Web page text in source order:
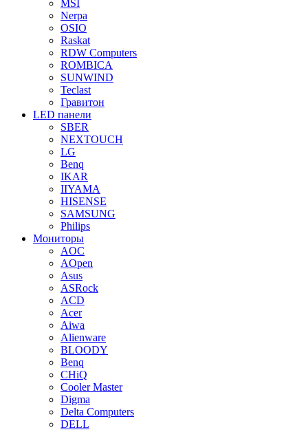
MSI
Nerpa
OSIO
Raskat
RDW Computers
ROMBICA
SUNWIND
Teclast
Гравитон
LED панели
SBER
NEXTOUCH
LG
Benq
IKAR
IIYAMA
HISENSE
SAMSUNG
Philips
Мониторы
AOC
AOpen
Asus
ASRock
ACD
Acer
Aiwa
Alienware
BLOODY
Benq
CHiQ
Cooler Master
Digma
Delta Computers
DELL